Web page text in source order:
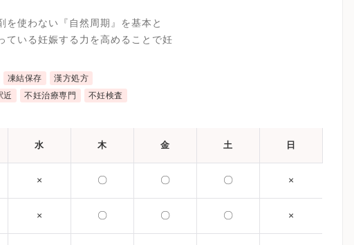
を使わない『自然周期』を基本と
ている妊娠する力を高めることで妊
凍結保存
漢方処方
近 不妊治療専門 不妊検査
水 木 金 土 日
× 〇 〇 〇 ×
× 〇 〇 〇 ×